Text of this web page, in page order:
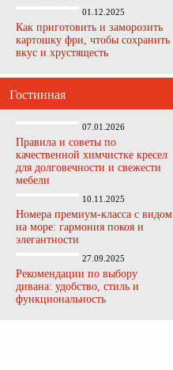
01.12.2025
Как приготовить и заморозить
картошку фри, чтобы сохранить
вкус и хрустящесть
Гостинная
07.01.2026
Правила и советы по
качественной химчистке кресел
для долговечности и свежести
мебели
10.11.2025
Номера премиум-класса с видом
на море: гармония покоя и
элегантности
27.09.2025
Рекомендации по выбору
дивана: удобство, стиль и
функциональность